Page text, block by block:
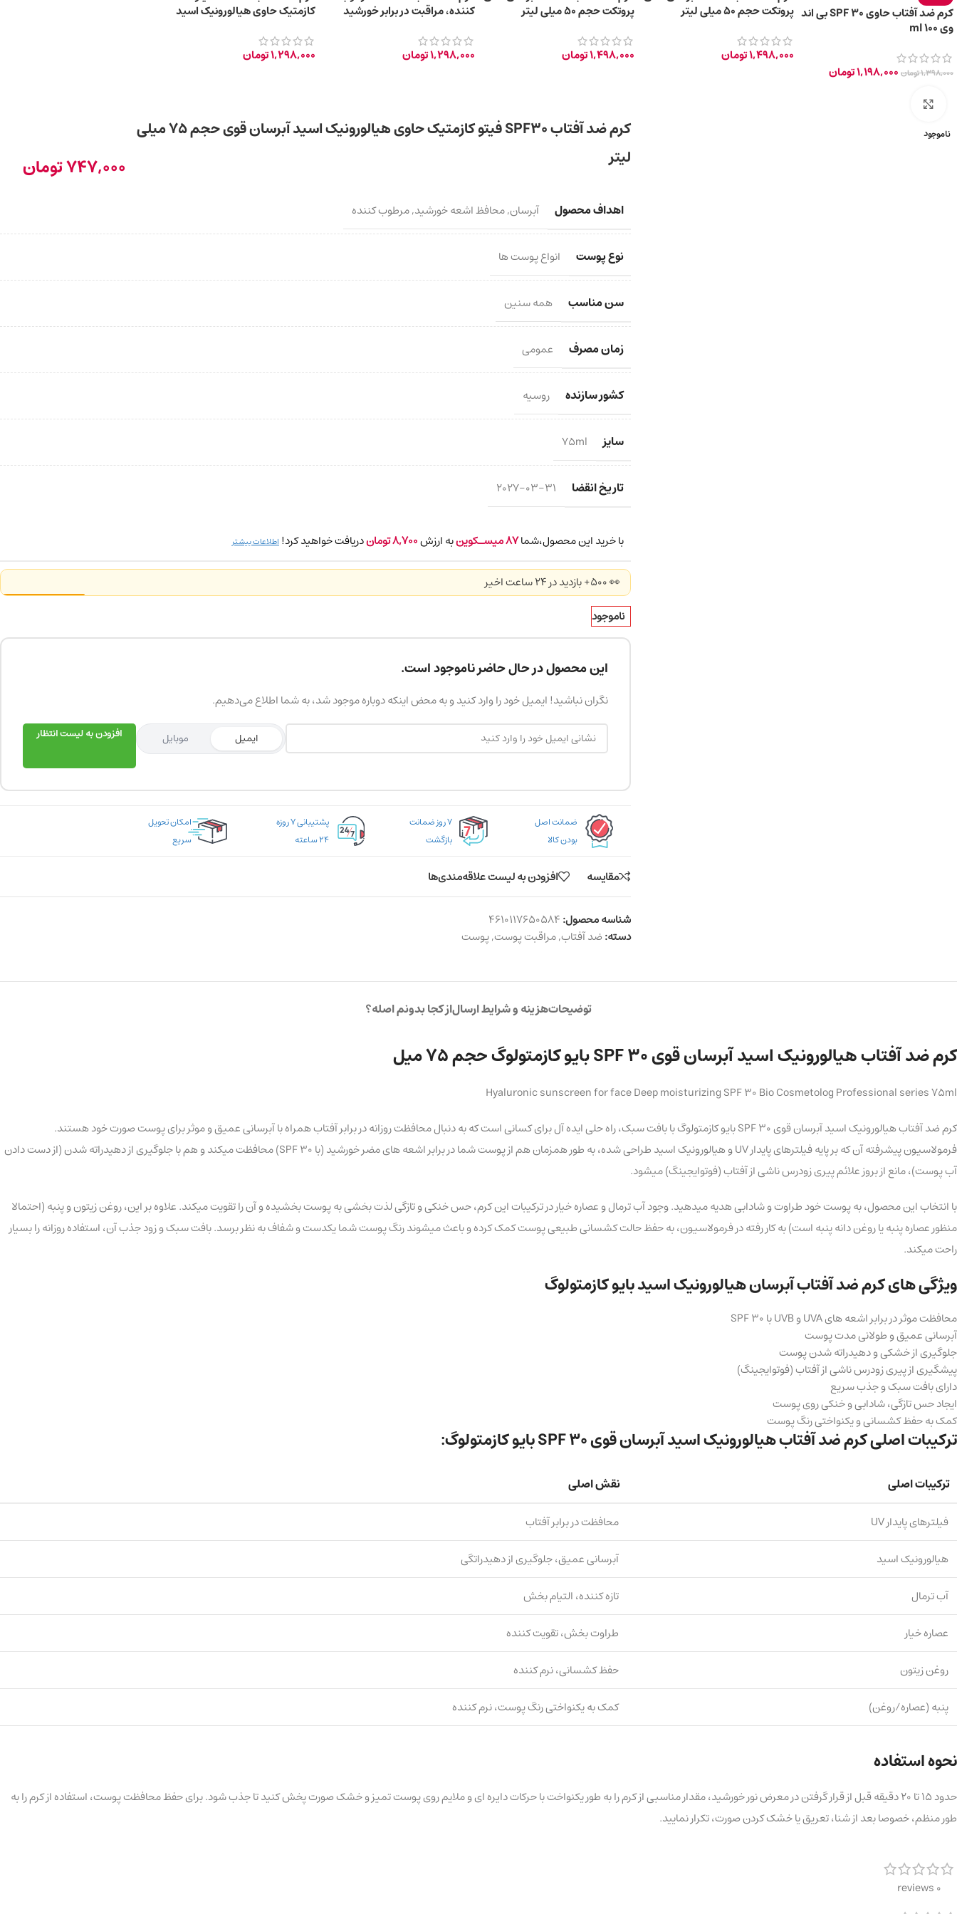
کرم ضد آفتاب حاوی SPF 30 بی اند
وی 100 ml
1,398,000تومان 1,198,000تومان
پروتکت حجم 50 میلی لیتر
1,498,000تومان
پروتکت حجم 50 میلی لیتر
1,498,000تومان
کننده، مراقبت در برابر خورشید
1,298,000تومان
کازمتیک حاوی هیالورونیک اسید
1,298,000تومان
ناموجود
کرم ضد آفتاب SPF30 فیتو کازمتیک حاوی هیالورونیک اسید آبرسان قوی حجم 75 میلی
لیتر
747,000تومان
اهداف محصول آبرسان,محافظ اشعه خورشید,مرطوب کننده
نوع پوست انواع پوست ها
سن مناسب همه سنین
زمان مصرف عمومی
کشور سازنده روسیه
سایز 75ml
تاریخ انقضا 2027-03-31
با خرید این محصول،شما87میسـکوینبه ارزش8,700توماندریافت خواهید کرد! اطلاعات بیشتر
👀 500+ بازدید در ۲۴ ساعت اخیر
ناموجود
این محصول در حال حاضر ناموجود است.
نگران نباشید! ایمیل خود را وارد کنید و به محض اینکه دوباره موجود شد، به شما اطلاع می‌دهیم.
ایمیل موبایل افزودن به لیست انتظار
ضمانت اصل
بودن کالا
۷ روز ضمانت
بازگشت
پشتیبانی ۷ روزه
۲۴ ساعته
امکان تحویل
سریع
مقایسه افزودن به لیست علاقه‌مندی‌ها
شناسه محصول:4610117650584
دسته:ضد آفتاب,مراقبت پوست,پوست
توضیحاتهزینه و شرایط ارسالاز کجا بدونم اصله؟
کرم ضد آفتاب هیالورونیک اسید آبرسان قوی SPF 30 بایو کازمتولوگ حجم 75 میل
Hyaluronic sunscreen for face Deep moisturizing SPF 30 Bio Cosmetolog Professional series 75ml
کرم ضد آفتاب هیالورونیک اسید آبرسان قوی SPF 30 بایو کازمتولوگ با بافت سبک، راه حلی ایده آل برای کسانی است که به دنبال محافظت روزانه در برابر آفتاب همراه با آبرسانی عمیق و موثر برای پوست صورت خود هستند.
فرمولاسیون پیشرفته آن که بر پایه فیلترهای پایدار UV و هیالورونیک اسید طراحی شده، به طور همزمان هم از پوست شما در برابر اشعه های مضر خورشید (با SPF 30) محافظت میکند و هم با جلوگیری از دهیدراته شدن (از دست دادن
آب پوست)، مانع از بروز علائم پیری زودرس ناشی از آفتاب (فوتوایجینگ) میشود.
با انتخاب این محصول، به پوست خود طراوت و شادابی هدیه میدهید. وجود آب ترمال و عصاره خیار در ترکیبات این کرم، حس خنکی و تازگی لذت بخشی به پوست بخشیده و آن را تقویت میکند. علاوه بر این، روغن زیتون و پنبه (احتمالا
منظور عصاره پنبه یا روغن دانه پنبه است) به کار رفته در فرمولاسیون، به حفظ حالت کشسانی طبیعی پوست کمک کرده و باعث میشوند رنگ پوست شما یکدست و شفاف به نظر برسد. بافت سبک و زود جذب آن، استفاده روزانه را بسیار
راحت میکند.
ویژگی های کرم ضد آفتاب آبرسان هیالورونیک اسید بایو کازمتولوگ
محافظت موثر در برابر اشعه های UVA و UVB با SPF 30
آبرسانی عمیق و طولانی مدت پوست
جلوگیری از خشکی و دهیدراته شدن پوست
پیشگیری از پیری زودرس ناشی از آفتاب (فوتوایجینگ)
دارای بافت سبک و جذب سریع
ایجاد حس تازگی، شادابی و خنکی روی پوست
کمک به حفظ کشسانی و یکنواختی رنگ پوست
ترکیبات اصلی کرم ضد آفتاب هیالورونیک اسید آبرسان قوی SPF 30 بایو کازمتولوگ:
ترکیبات اصلی نقش اصلی
فیلترهای پایدار UV
محافظت در برابر آفتاب
هیالورونیک اسید
آبرسانی عمیق، جلوگیری از دهیدراتگی
آب ترمال
تازه کننده، التیام بخش
عصاره خیار
طراوت بخش، تقویت کننده
روغن زیتون
حفظ کشسانی، نرم کننده
پنبه (عصاره/روغن)
کمک به یکنواختی رنگ پوست، نرم کننده
نحوه استفاده
حدود 15 تا 20 دقیقه قبل از قرار گرفتن در معرض نور خورشید، مقدار مناسبی از کرم را به طور یکنواخت با حرکات دایره ای و ملایم روی پوست تمیز و خشک صورت پخش کنید تا جذب شود. برای حفظ محافظت پوست، استفاده از کرم را به
طور منظم، خصوصا بعد از شنا، تعریق یا خشک کردن صورت، تکرار نمایید.
0 reviews